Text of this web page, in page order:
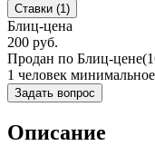
Ставки (1)
Блиц-цена
200 руб.
Продан по Блиц-цене
1 человек минимальное
Задать вопрос
Описание